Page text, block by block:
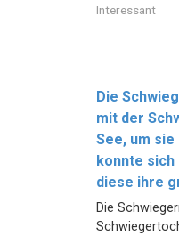
Interessant
Die
mit der
See, um
konnte sich
diese ihre
Die